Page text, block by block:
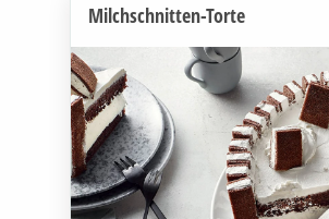
Milchschnitten-Torte